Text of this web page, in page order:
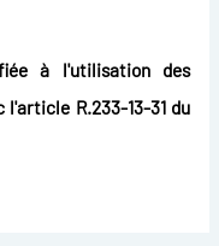
à l'utilisation des
l'article R.233-13-31 du